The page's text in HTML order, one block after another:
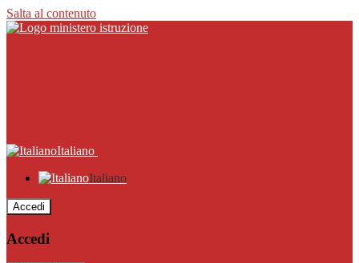
Salta al contenuto
Italiano
Italiano
Accedi
Accedi